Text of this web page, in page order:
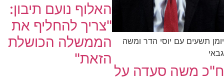
יומן תשעים עם יוסי הדר ומשה
גבאי
ח"כ משה סעדה על
האלוף נועם תיבון:
"צריך להחליף את
הממשלה הכושלת
הזאת"